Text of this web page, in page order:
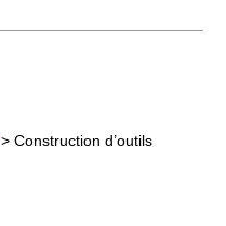
> Construction d’outils